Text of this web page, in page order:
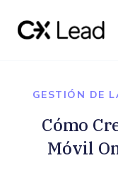
GESTIÓN DE
Cómo
Móvil